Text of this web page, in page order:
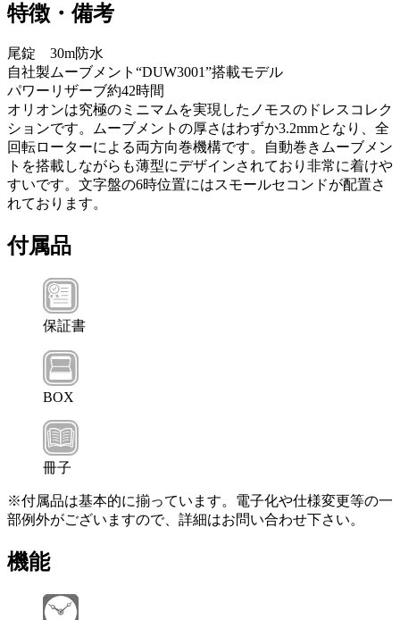
特徴・備考
尾錠 30m防水
自社製ムーブメント“DUW3001”搭載モデル
パワーリザーブ約42時間
オリオンは究極のミニマムを実現したノモスのドレスコレク
ションです。ムーブメントの厚さはわずか3.2mmとなり、全
回転ローターによる両方向巻機構です。自動巻きムーブメン
トを搭載しながらも薄型にデザインされており非常に着けや
すいです。文字盤の6時位置にはスモールセコンドが配置さ
れております。
付属品
保証書
BOX
冊子
※付属品は基本的に揃っています。電子化や仕様変更等の一
部例外がございますので、詳細はお問い合わせ下さい。
機能